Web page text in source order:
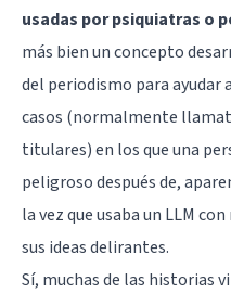
usadas por psiquiatras o
más bien un concepto
del periodismo para
casos (normalmente
titulares) en los que una
peligroso después de,
la vez que usaba un LLM
sus ideas delirantes.
Sí, muchas de las historias